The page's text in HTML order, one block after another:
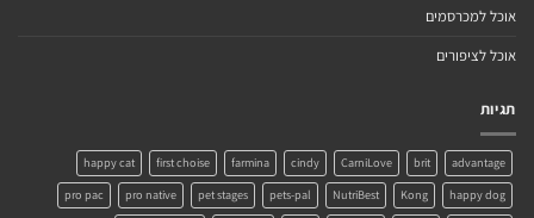
אוכל למכרסמים
אוכל לציפורים
תגיות
advantage
brit
CarniLove
cindy
farmina
first choise
happy cat
happy dog
Kong
NutriBest
pets-pal
pet stages
pro native
pro pac